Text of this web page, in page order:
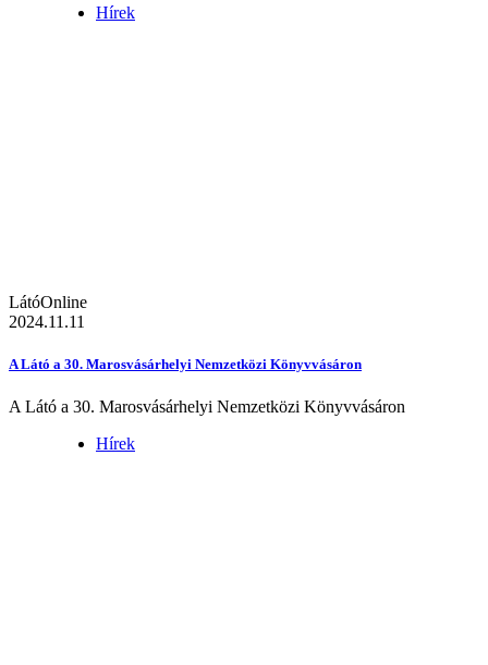
Hírek
LátóOnline
2024.11.11
A Látó a 30. Marosvásárhelyi Nemzetközi Könyvvásáron
A Látó a 30. Marosvásárhelyi Nemzetközi Könyvvásáron
Hírek